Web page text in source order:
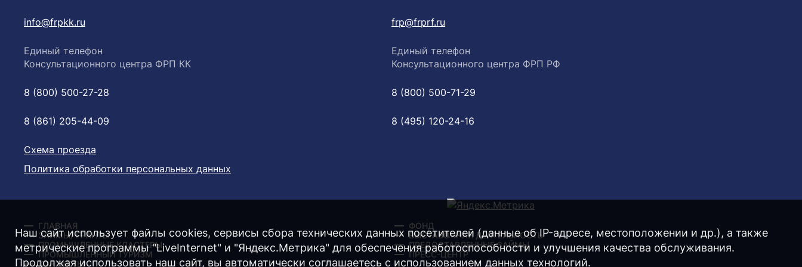
info@frpkk.ru
Единый телефон
Консультационного центра ФРП КК
8 (800) 500-27-28
8 (861) 205-44-09
Схема проезда
Политика обработки персональных данных
frp@frprf.ru
Единый телефон
Консультационного центра ФРП РФ
8 (800) 500-71-29
8 (495) 120-24-16
ГЛАВНАЯ
ФОНД
ЗАЙМЫ/ ГРАНТЫ
ВЫСТАВОЧНАЯ ДЕЯТЕЛЬНОСТЬ
ПРОМЫШЛЕННЫЕ КЛАСТЕРЫ
ПРЕДОСТАВЛЕННЫЕ ЗАЙМЫ
ПРОМЫШЛЕННЫЙ ТУРИЗМ
ПРЕСС-ЦЕНТР
КОНТАКТЫ
Наш сайт использует файлы cookies, сервисы сбора технических данных посетителей (данные об IP-адресе, местоположении и др.), а также
метрические программы "LiveInternet" и "Яндекс.Метрика" для обеспечения работоспособности и улучшения качества обслуживания.
Продолжая использовать наш сайт, вы автоматически соглашаетесь с использованием данных технологий.